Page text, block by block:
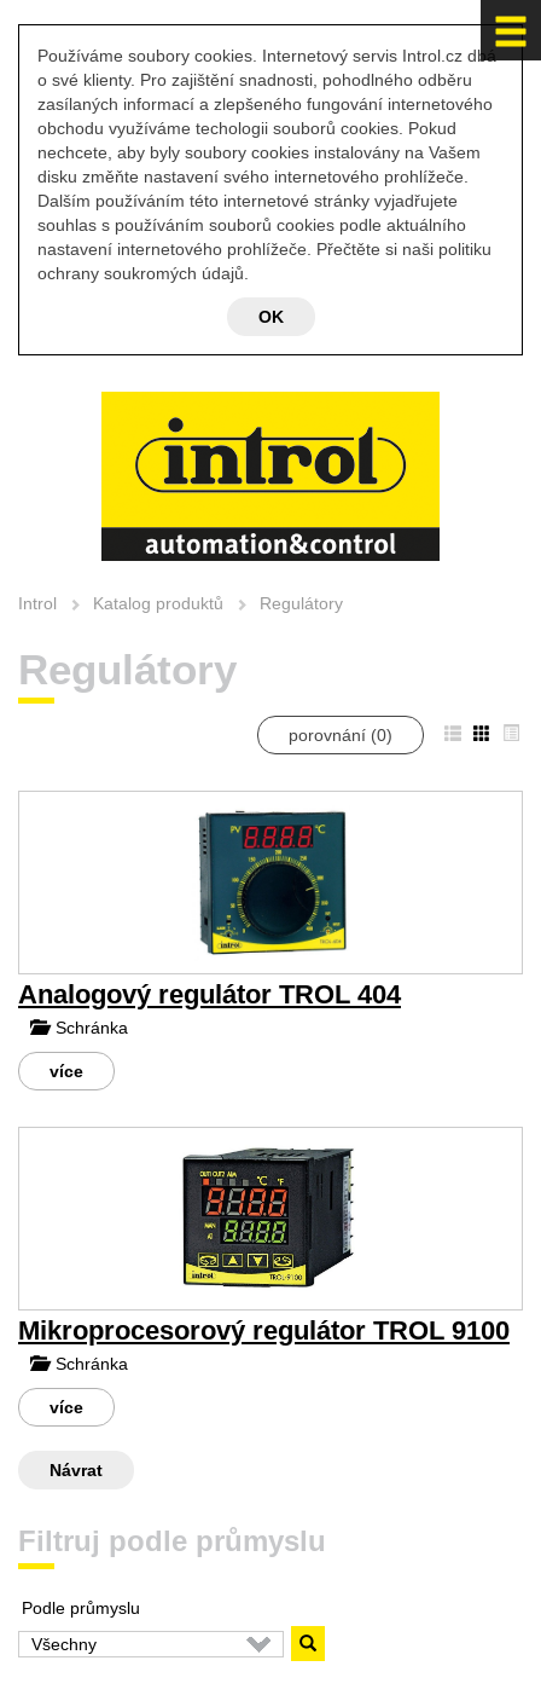
Používáme soubory cookies. Internetový servis Introl.cz dbá
o své klienty. Pro zajištění snadnosti, pohodlného odběru
zasílaných informací a zlepšeného fungování internetového
obchodu využíváme techologii souborů cookies. Pokud
nechcete, aby byly soubory cookies instalovány na Vašem
disku změňte nastavení svého internetového prohlížeče.
Dalším používáním této internetové stránky vyjadřujete
souhlas s používáním souborů cookies podle aktuálního
nastavení internetového prohlížeče. Přečtěte si naši politiku
ochrany soukromých údajů.
OK
Introl Katalog produktů Regulátory
Regulátory
porovnání (0)
Analogový regulátor TROL 404
Schránka
více
Mikroprocesorový regulátor TROL 9100
Schránka
více
Návrat
Filtruj podle průmyslu
Podle průmyslu